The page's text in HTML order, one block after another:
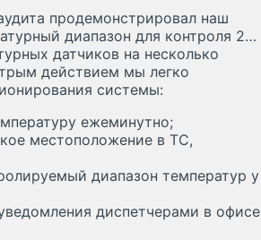
продемонстрировал наш
диапазон для контроля 2…
датчиков на несколько
действием мы легко
системы:
ежеминутно;
местоположение в ТС,
диапазон температур у
диспетчерами в офисе